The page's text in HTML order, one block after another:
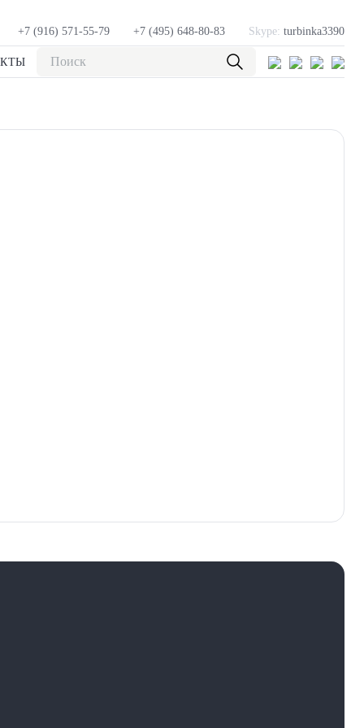
+7 (916) 571-55-79 +7 (495) 648-80-83 Skype: turbinka3390